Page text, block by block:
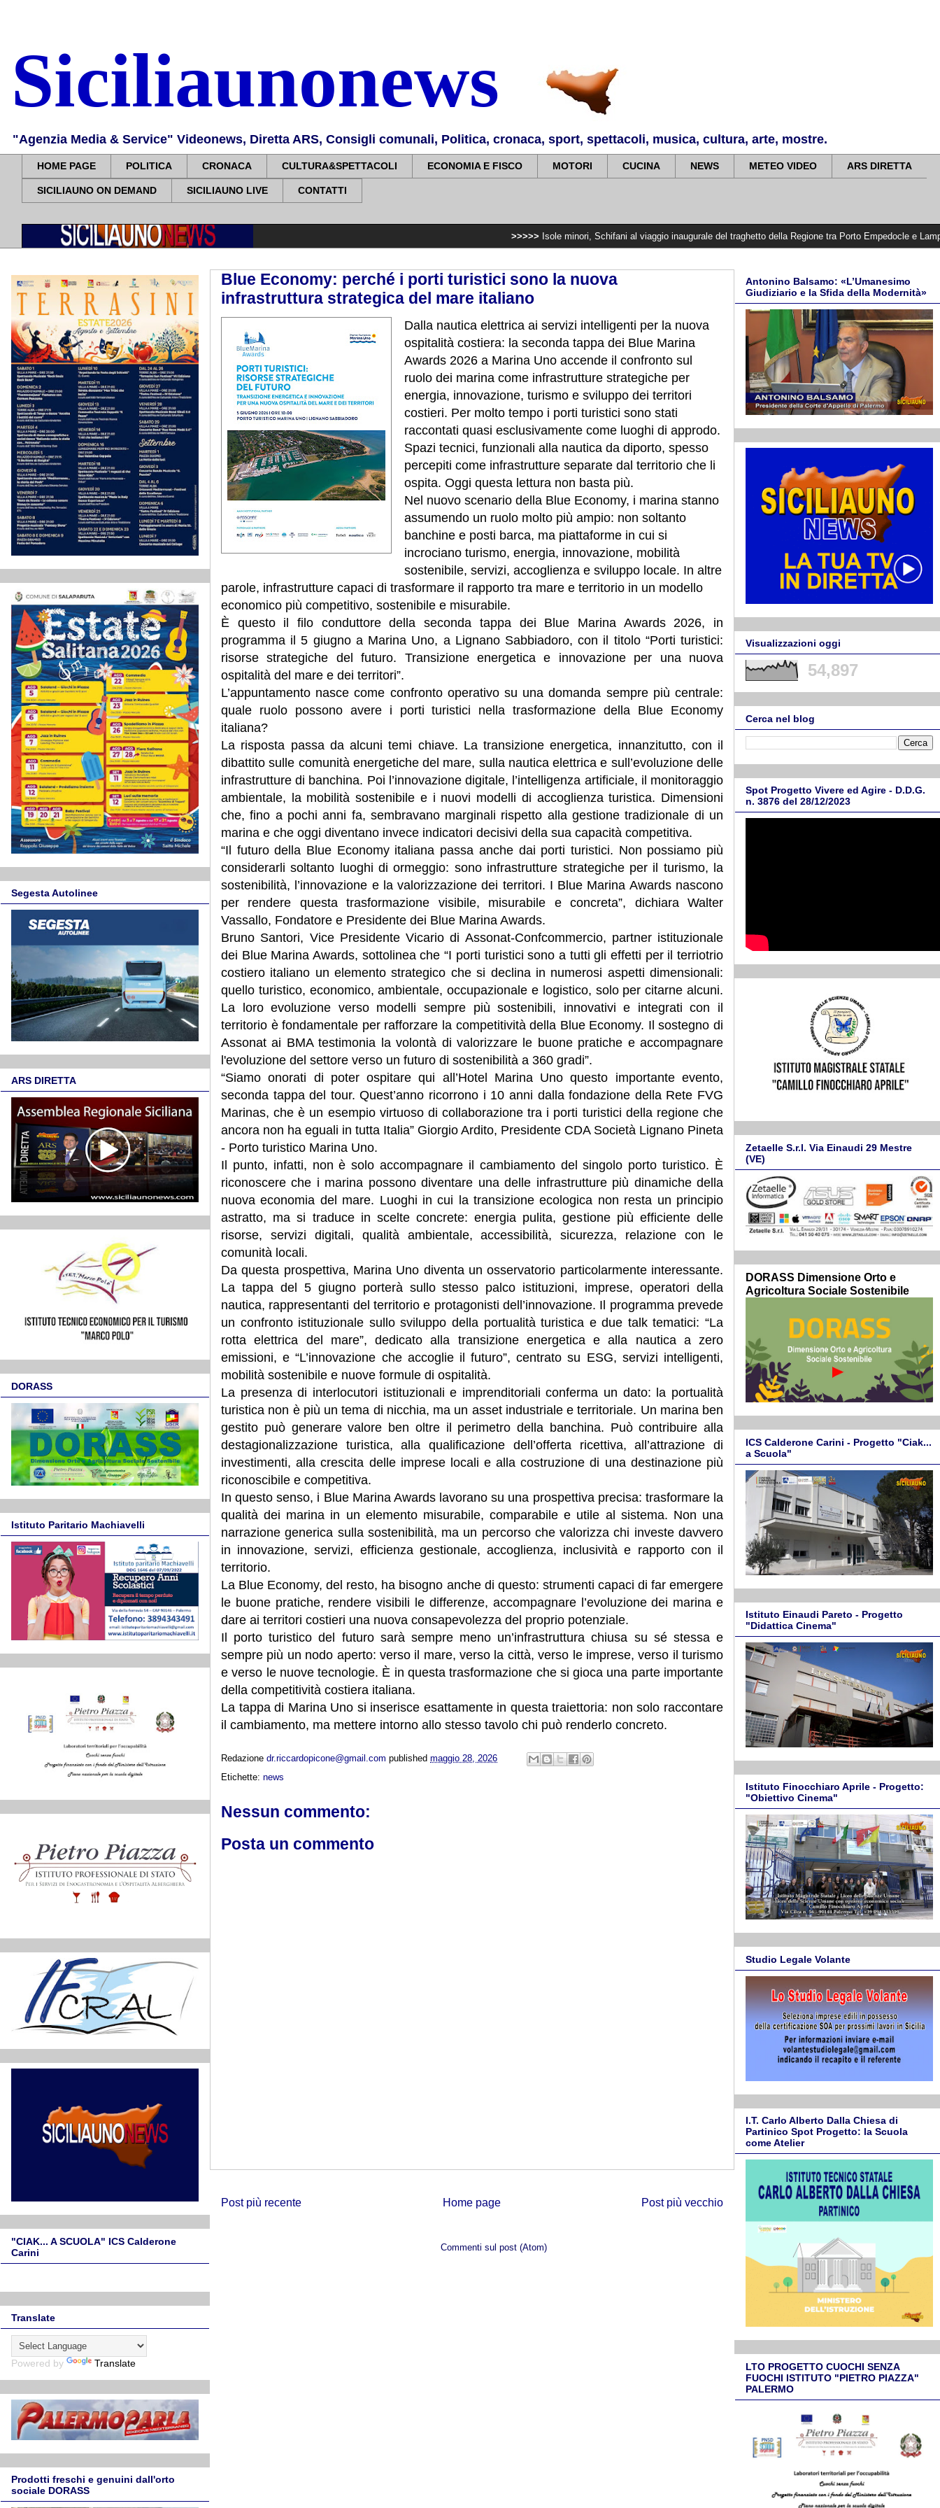
Siciliaunonews
"Agenzia Media & Service" Videonews, Diretta ARS, Consigli comunali, Politica, cronaca, sport, spettacoli, musica, cultura, arte, mostre.
HOME PAGE POLITICA CRONACA CULTURA&SPETTACOLI ECONOMIA E FISCO MOTORI CUCINA NEWS METEO VIDEO ARS DIRETTA
SICILIAUNO ON DEMAND SICILIAUNO LIVE CONTATTI
Isole minori, Schifani al viaggio inaugurale del traghetto della Regione tra Porto Empedocle e Lampedusa:
Blue Economy: perché i porti turistici sono la nuova
infrastruttura strategica del mare italiano
Dalla nautica elettrica ai servizi intelligenti per la nuova
ospitalità costiera: la seconda tappa dei Blue Marina
Awards 2026 a Marina Uno accende il confronto sul
ruolo dei marina come infrastrutture strategiche per
energia, innovazione, turismo e sviluppo dei territori
costieri. Per molto tempo i porti turistici sono stati
raccontati quasi esclusivamente come luoghi di approdo.
Spazi tecnici, funzionali alla nautica da diporto, spesso
percepiti come infrastrutture separate dal territorio che li
ospita. Oggi questa lettura non basta più.
Nel nuovo scenario della Blue Economy, i marina stanno
assumendo un ruolo molto più ampio: non soltanto
banchine e posti barca, ma piattaforme in cui si
incrociano turismo, energia, innovazione, mobilità
sostenibile, servizi, accoglienza e sviluppo locale. In altre
parole, infrastrutture capaci di trasformare il rapporto tra mare e territorio in un modello
economico più competitivo, sostenibile e misurabile.
È questo il filo conduttore della seconda tappa dei Blue Marina Awards 2026, in
programma il 5 giugno a Marina Uno, a Lignano Sabbiadoro, con il titolo “Porti turistici:
risorse strategiche del futuro. Transizione energetica e innovazione per una nuova
ospitalità del mare e dei territori”.
L’appuntamento nasce come confronto operativo su una domanda sempre più centrale:
quale ruolo possono avere i porti turistici nella trasformazione della Blue Economy
italiana?
La risposta passa da alcuni temi chiave. La transizione energetica, innanzitutto, con il
dibattito sulle comunità energetiche del mare, sulla nautica elettrica e sull’evoluzione delle
infrastrutture di banchina. Poi l’innovazione digitale, l’intelligenza artificiale, il monitoraggio
ambientale, la mobilità sostenibile e i nuovi modelli di accoglienza turistica. Dimensioni
che, fino a pochi anni fa, sembravano marginali rispetto alla gestione tradizionale di un
marina e che oggi diventano invece indicatori decisivi della sua capacità competitiva.
“Il futuro della Blue Economy italiana passa anche dai porti turistici. Non possiamo più
considerarli soltanto luoghi di ormeggio: sono infrastrutture strategiche per il turismo, la
sostenibilità, l’innovazione e la valorizzazione dei territori. I Blue Marina Awards nascono
per rendere questa trasformazione visibile, misurabile e concreta”, dichiara Walter
Vassallo, Fondatore e Presidente dei Blue Marina Awards.
Bruno Santori, Vice Presidente Vicario di Assonat-Confcommercio, partner istituzionale
dei Blue Marina Awards, sottolinea che “I porti turistici sono a tutti gli effetti per il terriotrio
costiero italiano un elemento strategico che si declina in numerosi aspetti dimensionali:
quello turistico, economico, ambientale, occupazionale e logistico, solo per citarne alcuni.
La loro evoluzione verso modelli sempre più sostenibili, innovativi e integrati con il
territorio è fondamentale per rafforzare la competitività della Blue Economy. Il sostegno di
Assonat ai BMA testimonia la volontà di valorizzare le buone pratiche e accompagnare
l'evoluzione del settore verso un futuro di sostenibilità a 360 gradi”.
“Siamo onorati di poter ospitare qui all’Hotel Marina Uno questo importante evento,
seconda tappa del tour. Quest’anno ricorrono i 10 anni dalla fondazione della Rete FVG
Marinas, che è un esempio virtuoso di collaborazione tra i porti turistici della regione che
ancora non ha eguali in tutta Italia” Giorgio Ardito, Presidente CDA Società Lignano Pineta
- Porto turistico Marina Uno.
Il punto, infatti, non è solo accompagnare il cambiamento del singolo porto turistico. È
riconoscere che i marina possono diventare una delle infrastrutture più dinamiche della
nuova economia del mare. Luoghi in cui la transizione ecologica non resta un principio
astratto, ma si traduce in scelte concrete: energia pulita, gestione più efficiente delle
risorse, servizi digitali, qualità ambientale, accessibilità, sicurezza, relazione con le
comunità locali.
Da questa prospettiva, Marina Uno diventa un osservatorio particolarmente interessante.
La tappa del 5 giugno porterà sullo stesso palco istituzioni, imprese, operatori della
nautica, rappresentanti del territorio e protagonisti dell’innovazione. Il programma prevede
un confronto istituzionale sullo sviluppo della portualità turistica e due talk tematici: “La
rotta elettrica del mare”, dedicato alla transizione energetica e alla nautica a zero
emissioni, e “L’innovazione che accoglie il futuro”, centrato su ESG, servizi intelligenti,
mobilità sostenibile e nuove formule di ospitalità.
La presenza di interlocutori istituzionali e imprenditoriali conferma un dato: la portualità
turistica non è più un tema di nicchia, ma un asset industriale e territoriale. Un marina ben
gestito può generare valore ben oltre il perimetro della banchina. Può contribuire alla
destagionalizzazione turistica, alla qualificazione dell’offerta ricettiva, all’attrazione di
investimenti, alla crescita delle imprese locali e alla costruzione di una destinazione più
riconoscibile e competitiva.
In questo senso, i Blue Marina Awards lavorano su una prospettiva precisa: trasformare la
qualità dei marina in un elemento misurabile, comparabile e utile al sistema. Non una
narrazione generica sulla sostenibilità, ma un percorso che valorizza chi investe davvero
in innovazione, servizi, efficienza gestionale, accoglienza, inclusività e rapporto con il
territorio.
La Blue Economy, del resto, ha bisogno anche di questo: strumenti capaci di far emergere
le buone pratiche, rendere visibili le differenze, accompagnare l’evoluzione dei marina e
dare ai territori costieri una nuova consapevolezza del proprio potenziale.
Il porto turistico del futuro sarà sempre meno un’infrastruttura chiusa su sé stessa e
sempre più un nodo aperto: verso il mare, verso la città, verso le imprese, verso il turismo
e verso le nuove tecnologie. È in questa trasformazione che si gioca una parte importante
della competitività costiera italiana.
La tappa di Marina Uno si inserisce esattamente in questa traiettoria: non solo raccontare
il cambiamento, ma mettere intorno allo stesso tavolo chi può renderlo concreto.
Redazione dr.riccardopicone@gmail.com published maggio 28, 2026
Etichette: news
Nessun commento:
Posta un commento
Post più recente Post più vecchio
Home page
Commenti sul post (Atom)
Segesta Autolinee
ARS DIRETTA
DORASS
Istituto Paritario Machiavelli
"CIAK... A SCUOLA" ICS Calderone
Carini
Translate
Powered by Translate
Prodotti freschi e genuini dall'orto
sociale DORASS
Antonino Balsamo: «L’Umanesimo
Giudiziario e la Sfida della Modernità»
Visualizzazioni oggi
54,897
Cerca nel blog
Spot Progetto Vivere ed Agire - D.D.G.
n. 3876 del 28/12/2023
Zetaelle S.r.l. Via Einaudi 29 Mestre
(VE)
DORASS Dimensione Orto e
Agricoltura Sociale Sostenibile
ICS Calderone Carini - Progetto "Ciak...
a Scuola"
Istituto Einaudi Pareto - Progetto
"Didattica Cinema"
Istituto Finocchiaro Aprile - Progetto:
"Obiettivo Cinema"
Studio Legale Volante
I.T. Carlo Alberto Dalla Chiesa di
Partinico Spot Progetto: la Scuola
come Atelier
LTO PROGETTO CUOCHI SENZA
FUOCHI ISTITUTO "PIETRO PIAZZA"
PALERMO